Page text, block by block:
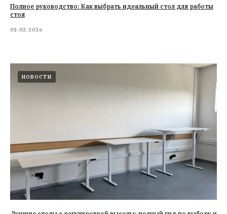
Полное руководство: Как выбрать идеальный стол для работы
стоя
02.02.2026
НОВОСТИ